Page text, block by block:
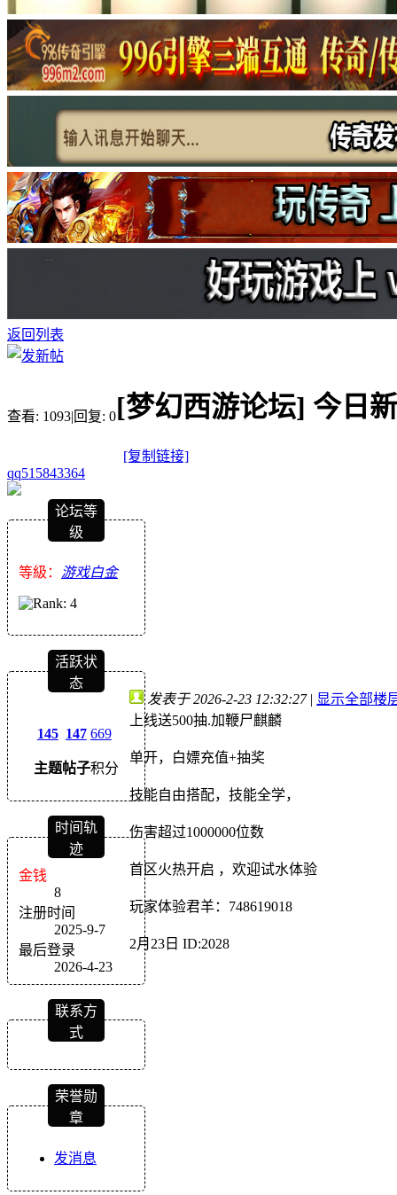
返回列表
查看: 1093|回复: 0[梦幻西游论坛] 今日
[复制链接]
qq515843364
论坛等
级
等級： 游戏白金
活跃状
态
145
主题
147
帖子
669
积分
时间轨
迹
金钱
8
注册时间
2025-9-7
最后登录
2026-4-23
联系方
式
荣誉勋
章
发消息
发表于 2026-2-23 12:32:27 | 显示全部楼
上线送500抽.加鞭尸麒麟
单开，白嫖充值+抽奖
技能自由搭配，技能全学，
伤害超过1000000位数
首区火热开启 ，欢迎试水体验
玩家体验君羊：748619018
2月23日 ID:2028